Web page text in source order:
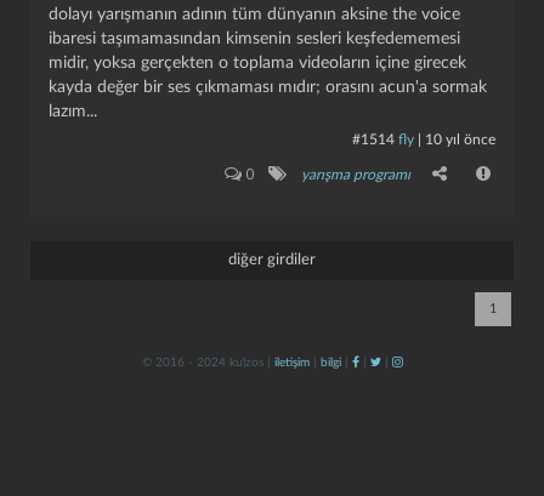
dolayı yarışmanın adının tüm dünyanın aksine the voice
ibaresi taşımamasından kimsenin sesleri keşfedememesi
midir, yoksa gerçekten o toplama videoların içine girecek
kayda değer bir ses çıkmaması mıdır; orasını acun'a sormak
lazım...
#1514 fly 10 yıl önce
0 yarışma programı
diğer girdiler
1
kapat kaydet
© 2016 - 2024 kulzos | iletişim| bilgi| | |